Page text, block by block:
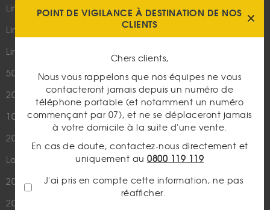
Lingot 100g Or
Lingotin 1 Once Or
Lingotin 1g Or
50 Pesos Or
20 Francs Napoléon
10 Francs Napoléon
20 Francs Marianne Coq
Louis d'Or - 20 Francs Or
20 Dollars US
20 Francs Suisse
Qui sommes-nous ?
LES ACTUALITÉS
Or
Cours de l'or
Numismatique
POINT DE VIGILANCE À DESTINATION DE NOS
CLIENTS
Chers clients,
Nous vous rappelons que nos équipes ne vous
contacteront jamais depuis un numéro de
téléphone portable (et notamment un numéro
commençant par 07), et ne se déplaceront jamais
à votre domicile à la suite d'une vente.
En cas de doute, contactez-nous directement et
uniquement au 0800 119 119
J'ai pris en compte cette information, ne pas
réafficher.